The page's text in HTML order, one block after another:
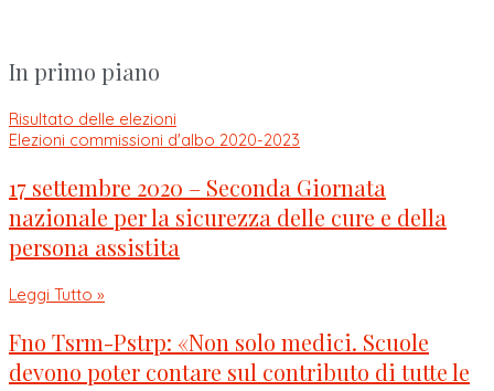
In primo piano
Risultato delle elezioni
Elezioni commissioni d'albo 2020-2023
17 settembre 2020 – Seconda Giornata
nazionale per la sicurezza delle cure e della
persona assistita
Leggi Tutto »
Fno Tsrm-Pstrp: «Non solo medici. Scuole
devono poter contare sul contributo di tutte le